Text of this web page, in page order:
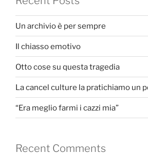
Un archivio è per sempre
Il chiasso emotivo
Otto cose su questa tragedia
La cancel culture la pratichiamo un
“Era meglio farmi i cazzi mia”
Recent Comments